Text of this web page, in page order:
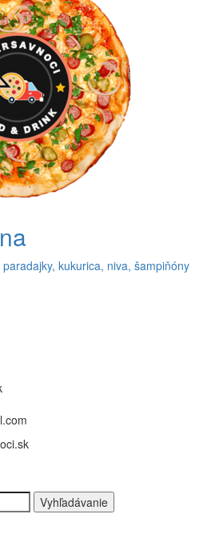
kukurica, niva, šampiňóny
Vyhľadávanie